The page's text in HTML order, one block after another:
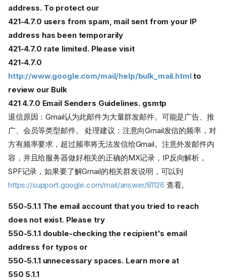
address. To protect our
421-4.7.0 users from spam, mail sent from your IP
address has been temporarily
421-4.7.0 rate limited. Please visit
421-4.7.0
http://www.google.com/mail/help/bulk_mail.htmlto
review our Bulk
421 4.7.0 Email Senders Guidelines. gsmtp
退信原因：Gmail认为此邮件为大量群发邮件。可能是广告、推
广、会员等类型邮件。 处理建议：注意向Gmail发信的频率，对
方有频率要求，超过频率将无法发信给Gmail。注意外发邮件内
容，并且给服务器做好相关的正确的MX记录，IP反向解析，
SPF记录，如果要了解Gmail的相关群发说明，可以到
https://support.google.com/mail/answer/81126 查看。
550-5.1.1 The email account that you tried to reach
does not exist. Please try
550-5.1.1 double-checking the recipient's email
address for typos or
550-5.1.1 unnecessary spaces. Learn more at
550 5.1.1